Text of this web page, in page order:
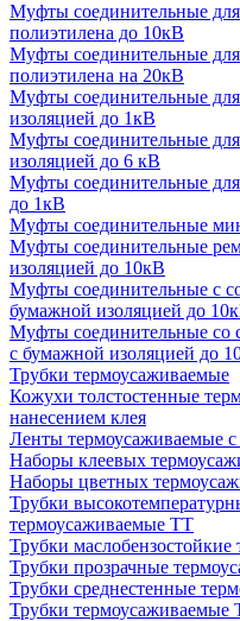
Муфты соединительные
полиэтилена до 10кВ
Муфты соединительные
полиэтилена на 20кВ
Муфты соединительные для
изоляцией до 1кВ
Муфты соединительные для
изоляцией до 6 кВ
Муфты соединительные для
до 1кВ
Муфты соединительные
Муфты соединительные
изоляцией до 10кВ
Муфты соединительные с
бумажной изоляцией до
Муфты соединительные со
с бумажной изоляцией до
Трубки термоусаживаемые
Кожухи толстостенные
нанесением клея
Ленты термоусаживаемые
Наборы клеевых
Наборы цветных
Трубки
термоусаживаемые ТТ
Трубки
Трубки прозрачные
Трубки среднестенные
Трубки термоусаживаемые